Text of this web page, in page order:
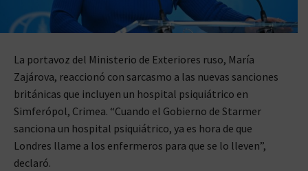
La portavoz del Ministerio de Exteriores ruso, María
Zajárova, reaccionó con sarcasmo a las nuevas sanciones
británicas que incluyen un hospital psiquiátrico en
Simferópol, Crimea. “Cuando el Gobierno de Starmer
sanciona un hospital psiquiátrico, ya es hora de que
Londres llame a los enfermeros para que se lo lleven”,
declaró.